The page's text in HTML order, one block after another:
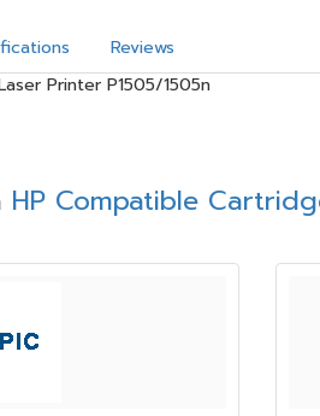
Reviews
Printer P1505/1505n
HP Compatible